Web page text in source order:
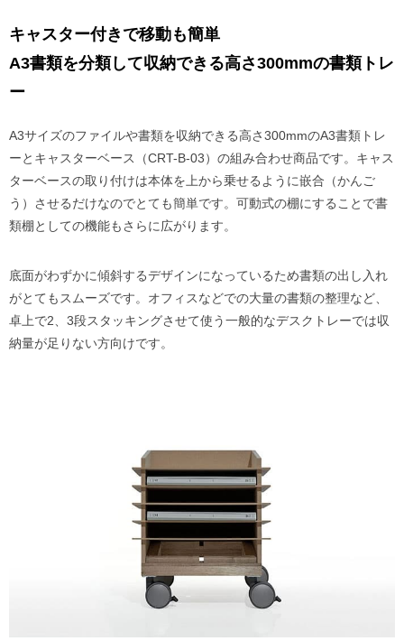
キャスター付きで移動も簡単
A3書類を分類して収納できる高さ300mmの書類トレ
ー
A3サイズのファイルや書類を収納できる高さ300mmのA3書類トレ
ーとキャスターベース（CRT-B-03）の組み合わせ商品です。キャス
ターベースの取り付けは本体を上から乗せるように嵌合（かんご
う）させるだけなのでとても簡単です。可動式の棚にすることで書
類棚としての機能もさらに広がります。
底面がわずかに傾斜するデザインになっているため書類の出し入れ
がとてもスムーズです。オフィスなどでの大量の書類の整理など、
卓上で2、3段スタッキングさせて使う一般的なデスクトレーでは収
納量が足りない方向けです。